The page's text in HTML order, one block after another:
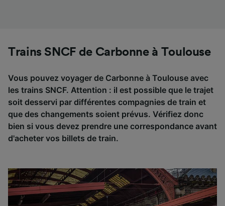
Trains SNCF de Carbonne à Toulouse
Vous pouvez voyager de Carbonne à Toulouse avec
les trains SNCF. Attention : il est possible que le trajet
soit desservi par différentes compagnies de train et
que des changements soient prévus. Vérifiez donc
bien si vous devez prendre une correspondance avant
d'acheter vos billets de train.